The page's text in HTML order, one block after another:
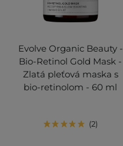
Evolve Organic Beauty -
Bio-Retinol Gold Mask -
Zlatá pleťová maska s
bio-retinolom - 60 ml
2